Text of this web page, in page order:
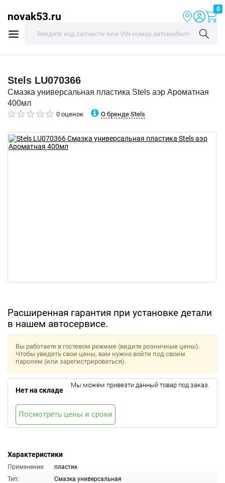
novak53.ru
0
Stels LU070366
Смазка универсальная пластика Stels аэр Ароматная
400мл
0 оценок О бренде Stels
Расширенная гарантия при установке детали
в нашем автосервисе.
Характеристики
Применение:
пластик
Тип:
Смазка универсальная
Вы работаете в гостевом режиме (видите розничные цены).
Чтобы увидеть свои цены, вам нужно войти под своим
паролем (или зарегистрироваться).
Нет на складе
Мы можем привезти данный товар под заказ.
Посмотреть цены и сроки